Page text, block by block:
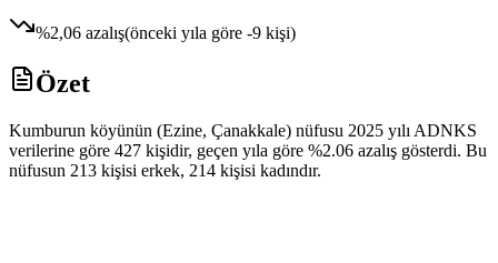
%2,06 azalış(önceki yıla göre -9 kişi)
Özet
Kumburun köyünün (Ezine, Çanakkale) nüfusu 2025 yılı ADNKS
verilerine göre 427 kişidir, geçen yıla göre %2.06 azalış gösterdi. Bu
nüfusun 213 kişisi erkek, 214 kişisi kadındır.